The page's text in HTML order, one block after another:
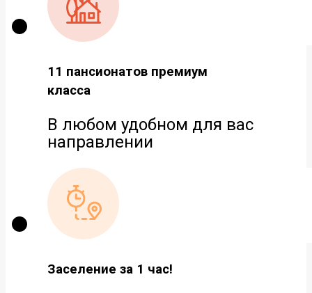
11 пансионатов премиум
класса
В любом удобном для вас
направлении
Заселение за 1 час!